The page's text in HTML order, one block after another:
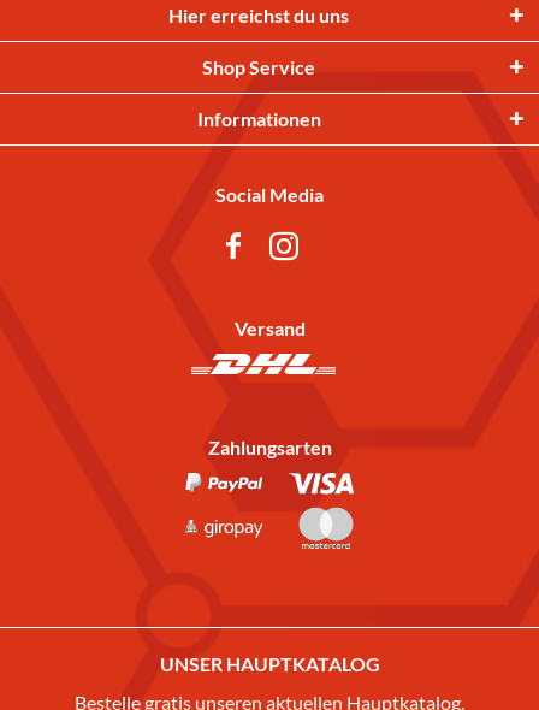
Hier erreichst du uns
Shop Service
Informationen
Social Media
Versand
Zahlungsarten
UNSER HAUPTKATALOG
Bestelle gratis unseren aktuellen Hauptkatalog.